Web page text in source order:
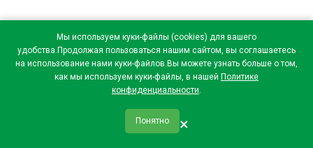
Мы используем куки-файлы (cookies) для вашего
удобства.Продолжая пользоваться нашим сайтом, вы соглашаетесь
на использование нами куки-файлов.Вы можете узнать больше о том,
как мы используем куки-файлы, в нашей Политике
конфиденциальности.
Понятно ×
qr_code